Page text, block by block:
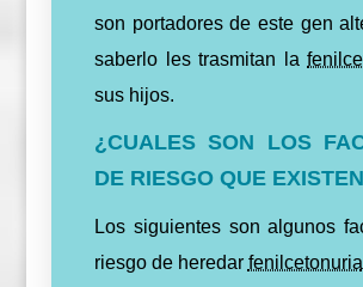
son portadores de este gen
saberlo les trasmitan la
sus hijos.
¿CUALES SON LOS
DE RIESGO QUE
Los siguientes son algunos
riesgo de heredar fenilcetonuria